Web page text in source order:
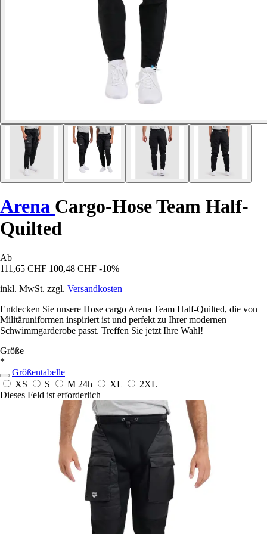
Arena Cargo-Hose Team Half-
Quilted
Ab
111,65 CHF 100,48 CHF -10%
inkl. MwSt. zzgl. Versandkosten
Entdecken Sie unsere Hose cargo Arena Team Half-Quilted, die von
Militäruniformen inspiriert ist und perfekt zu Ihrer modernen
Schwimmgarderobe passt. Treffen Sie jetzt Ihre Wahl!
Größe
*
Größentabelle
XS
S M 24h XL
2XL
Dieses Feld ist erforderlich